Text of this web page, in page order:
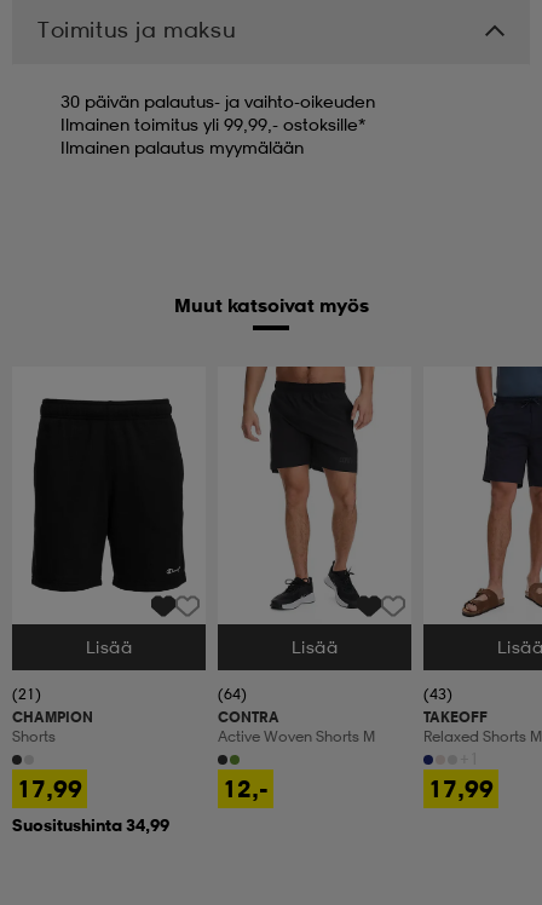
Toimitus ja maksu
30 päivän palautus- ja vaihto-oikeuden
Ilmainen toimitus yli 99,99,- ostoksille*
Ilmainen palautus myymälään
Muut katsoivat myös
Valitse Koko
Lisää
(21)
CHAMPION
Shorts
17,99
Suositushinta 34,99
Valitse Koko
Lisää
(64)
CONTRA
Active Woven Shorts M
12,-
Valitse Koko
(43)
TAKEOFF
Relaxed Shorts M
17,99